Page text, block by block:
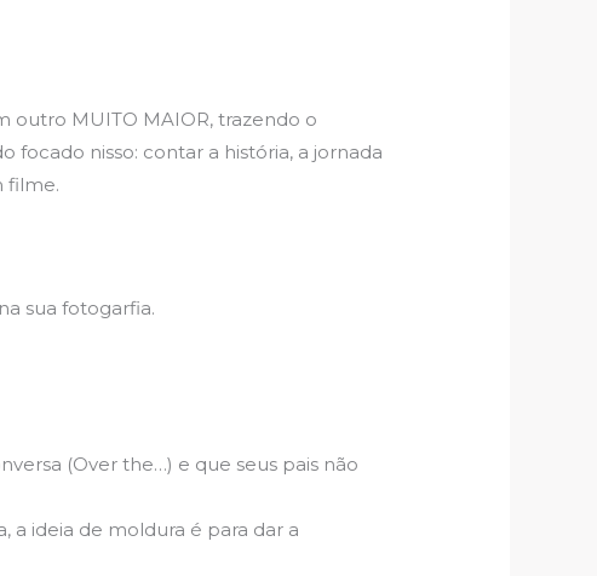
outro MUITO MAIOR, trazendo o
nisso: contar a história, a jornada
filme.
sua fotogarfia.
(Over the…) e que seus pais não
a ideia de moldura é para dar a